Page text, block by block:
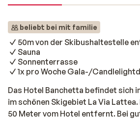
beliebt bei mit familie
50m von der Skibushaltestelle
Sauna
Sonnenterrasse
1x pro Woche Gala-/
Das Hotel Banchetta befindet sich
im schönen Skigebiet La Via
50 Meter vom Hotel entfernt. Bei